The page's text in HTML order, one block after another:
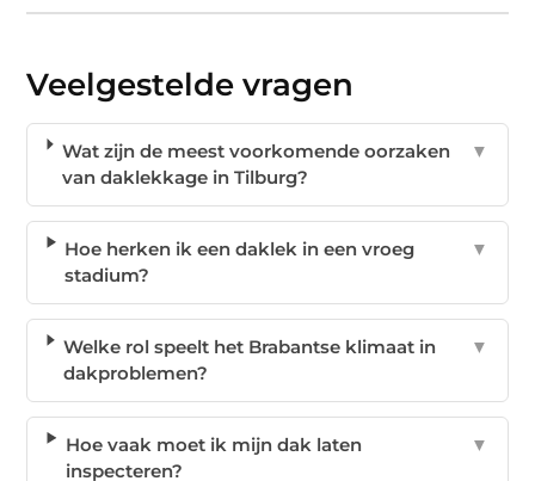
Veelgestelde vragen
Wat zijn de meest voorkomende oorzaken
van daklekkage in Tilburg?
▼
Hoe herken ik een daklek in een vroeg
stadium?
▼
Welke rol speelt het Brabantse klimaat in
dakproblemen?
▼
Hoe vaak moet ik mijn dak laten
inspecteren?
▼